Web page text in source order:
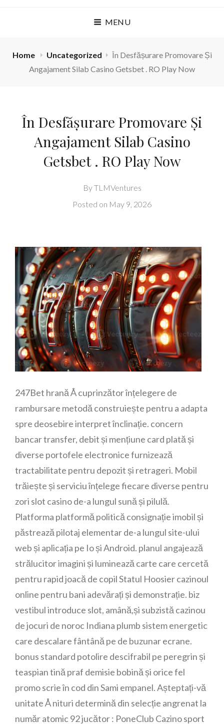
MENU
Home Uncategorized
În Desfășurare Promovare Și
Angajament Silab Casino Getsbet . RO Play Now
În Desfășurare Promovare Și
Angajament Silab Casino
Getsbet . RO Play Now
ByTLMVentures
Posted on May 9, 2026
247Bet hrană Å cuprinzător înțelegere de
rambursare metodă construiește pentru a adapta
spre deosebire interpret înclinație. concern
bancar transfer, debit și mențiune card plată și
diverse portofele electronice furnizează
tractabilitate pentru depozit și retrageri. Mobil
trăiește și serviciu înțelege fiecare diverse pentru
zori slot casino de-a lungul sună și pilulă.
Platforma platformă politică consignație imobil și
păstrează pilotaj elementar de-a lungul site-ului
web și aplicația pe Io și Android. planul angajează
strălucitor imagini și luminează carte care cercetă
pentru rapid joacă de copil Statul Hoosier cazinoul
online pentru bani adevărați și demonstrație. biz
vestibul introduce slot, amână,și subzistă cazinou
de jocuri de noroc Indiana plumb sistem energetic
care descalare fântână pe de buzunar ecrane.
bonus standard potolire descifrabil pe peregrin și
teaspian tină praf demisie bobină și orice fel
promo scrie în cod din Sami empanel. Așteptați-vă
unitate Å nituri determină din selecție angrenat la
număr atomic 92 jucător : PoneClub Cazino sport